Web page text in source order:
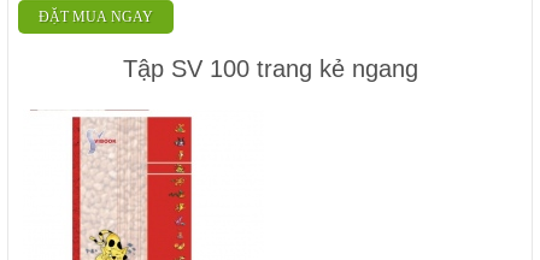
ĐẶT MUA NGAY
Tập SV 100 trang kẻ ngang